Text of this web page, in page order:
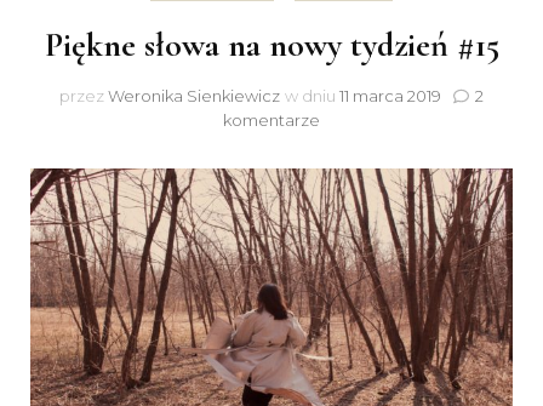
Piękne słowa na nowy tydzień #15
przezWeronika Sienkiewicz w dniu 11 marca 2019
2
komentarze
słowa
na
nowy
tydzień
#15